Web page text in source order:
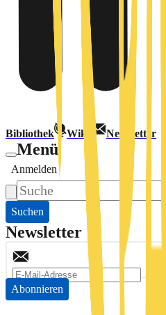
Bibliothek Wiki Newsletter
Menü
Anmelden
Suchen
Newsletter
Abonnieren